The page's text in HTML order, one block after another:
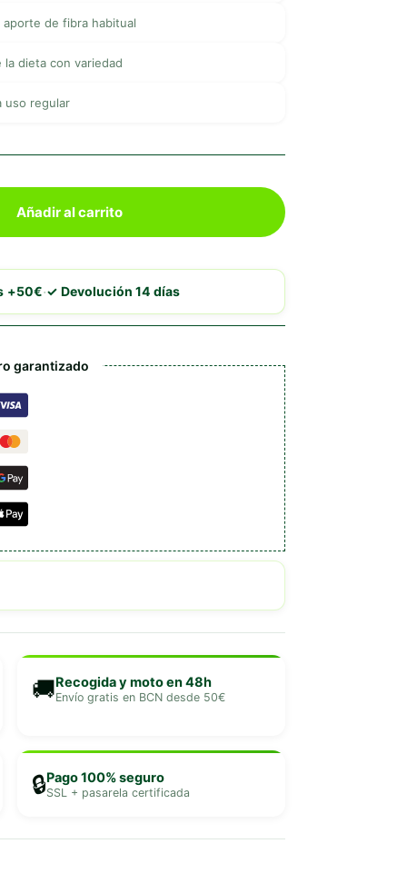
de fibra habitual
la dieta con variedad
uso regular
Añadir al carrito
+50€·✓ Devolución 14 días
garantizado
🚚Recogida y moto en 48h
Envío gratis en BCN desde 50€
🔒Pago 100% seguro
SSL + pasarela certificada